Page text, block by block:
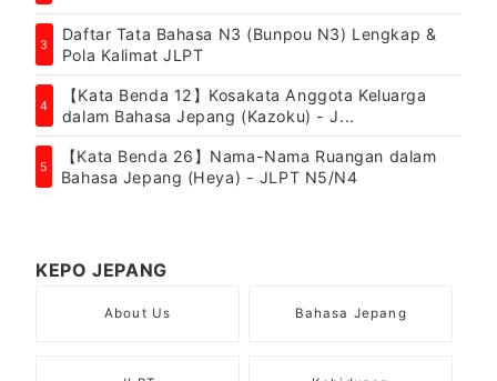
3
Daftar Tata Bahasa N3 (Bunpou N3) Lengkap &
Pola Kalimat JLPT
4
【Kata Benda 12】Kosakata Anggota Keluarga
dalam Bahasa Jepang (Kazoku) - J...
5
【Kata Benda 26】Nama-Nama Ruangan dalam
Bahasa Jepang (Heya) - JLPT N5/N4
KEPO JEPANG
About Us Bahasa Jepang